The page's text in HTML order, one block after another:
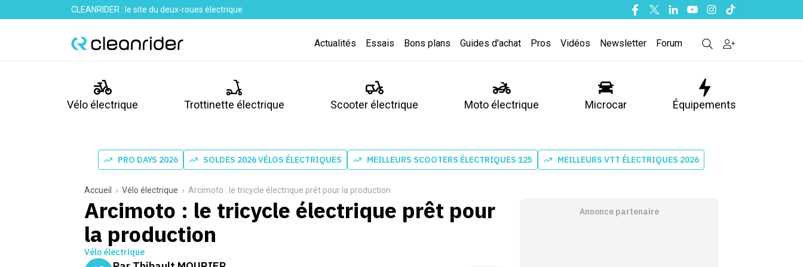
CLEANRIDER : le site du deux-roues électrique Facebook
TwitterLinkedinYoutubeInstagram
Tiktok
Actualités Essais Bons plans Guides d'achat Pros Vidéos Newsletter Forum
Vélo électrique Trottinette électrique Scooter électrique Moto électrique Microcar Équipements
PRO DAYS 2026 SOLDES 2026 VÉLOS ÉLECTRIQUES MEILLEURS SCOOTERS ÉLECTRIQUES 125 MEILLEURS VTT ÉLECTRIQUES 2026
Accueil Vélo électrique Arcimoto : le tricycle électrique prêt pour la production
Arcimoto : le tricycle électrique prêt pour
la production
Vélo électrique
Annonce partenaire